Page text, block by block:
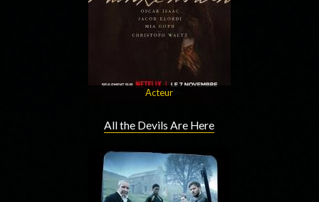
Acteur
All the Devils Are Here